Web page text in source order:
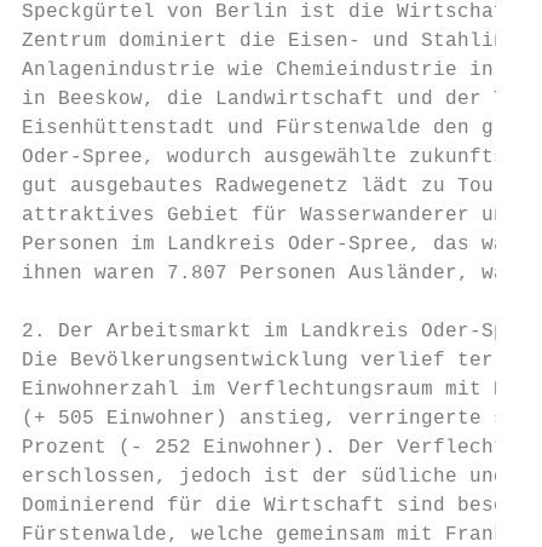
Speckgürtel von Berlin ist die Wirtschaft
Zentrum dominiert die Eisen- und
Anlagenindustrie wie Chemieindustrie in
in Beeskow, die Landwirtschaft und der
Eisenhüttenstadt und Fürstenwalde den
Oder-Spree, wodurch ausgewählte
gut ausgebautes Radwegenetz lädt zu
attraktives Gebiet für Wasserwanderer und
Personen im Landkreis Oder-Spree, das
ihnen waren 7.807 Personen Ausländer,
2. Der Arbeitsmarkt im Landkreis Oder-
Die Bevölkerungsentwicklung verlief
Einwohnerzahl im Verflechtungsraum mit
(+ 505 Einwohner) anstieg, verringerte sie
Prozent (- 252 Einwohner). Der
erschlossen, jedoch ist der südliche und
Dominierend für die Wirtschaft sind
Fürstenwalde, welche gemeinsam mit